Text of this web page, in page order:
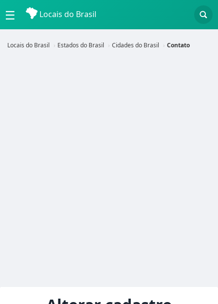
☰ Locais do Brasil
Locais do Brasil Estados do Brasil Cidades do Brasil Contato